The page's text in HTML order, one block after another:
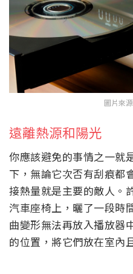
圖片來
遠離熱源和陽光
你應該避免的事情之一就
下，無論它次否有刮痕都
接熱量就是主要的敵人。
汽車座椅上，曬了一段時
曲變形無法再放入播放器
的位置，將它們放在室內